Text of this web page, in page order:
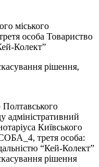
міського
особа Товариство
Колект”
рішення,
адміністративний
Київського
третя особа:
“Кей-Колект”
рішення